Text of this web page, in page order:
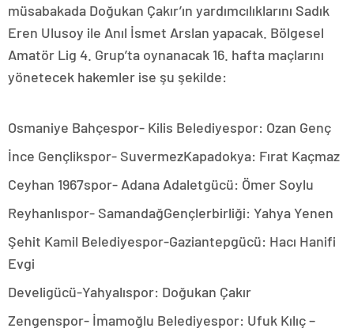
müsabakada Doğukan Çakır’ın yardımcılıklarını Sadık
Eren Ulusoy ile Anıl İsmet Arslan yapacak. Bölgesel
Amatör Lig 4. Grup’ta oynanacak 16. hafta maçlarını
yönetecek hakemler ise şu şekilde:
Osmaniye Bahçespor- Kilis Belediyespor: Ozan Genç
İnce Gençlikspor- SuvermezKapadokya: Fırat Kaçmaz
Ceyhan 1967spor- Adana Adaletgücü: Ömer Soylu
Reyhanlıspor- SamandağGençlerbirliği: Yahya Yenen
Şehit Kamil Belediyespor-Gaziantepgücü: Hacı Hanifi
Evgi
Develigücü-Yahyalıspor: Doğukan Çakır
Zengenspor- İmamoğlu Belediyespor: Ufuk Kılıç –